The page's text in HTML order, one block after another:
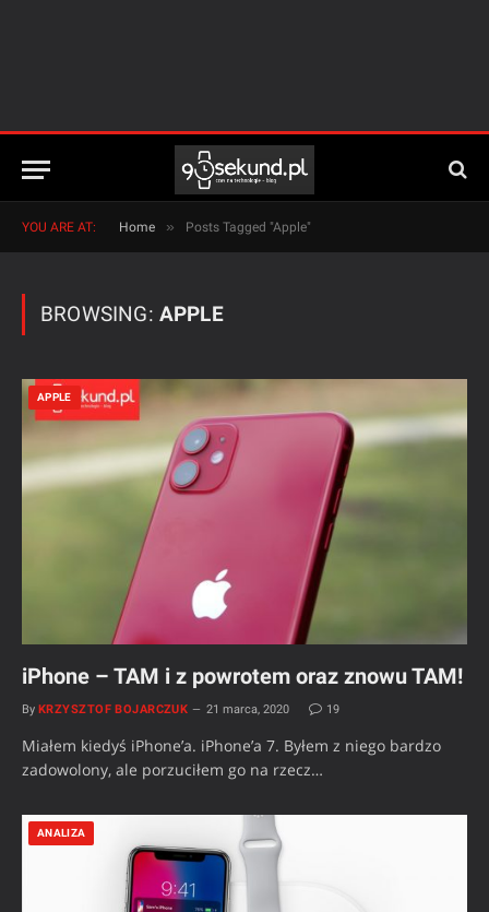
YOU ARE AT: Home » Posts Tagged "Apple"
BROWSING: APPLE
APPLE
iPhone – TAM i z powrotem oraz znowu TAM!
By KRZYSZTOF BOJARCZUK 21 marca, 2020 19
Miałem kiedyś iPhone’a. iPhone’a 7. Byłem z niego bardzo
zadowolony, ale porzuciłem go na rzecz…
ANALIZA